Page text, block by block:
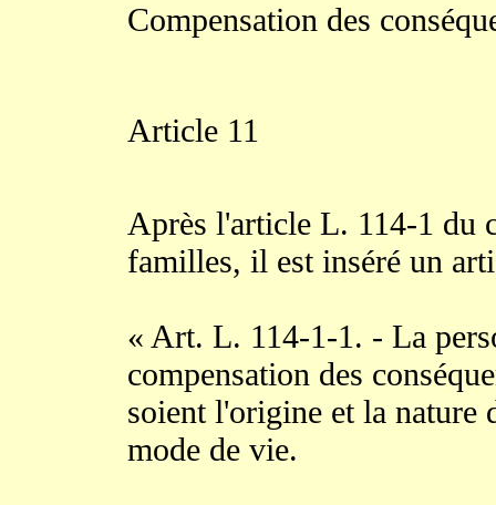
Compensation des
Article 11
Après l'article L. 114-1 du
familles, il est inséré un
« Art. L. 114-1-1. - La
compensation des
soient l'origine et la nature
mode de vie.